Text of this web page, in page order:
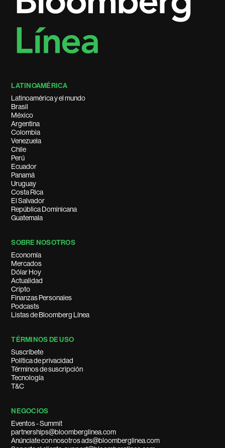
LATINOAMÉRICA
Latinoamérica y el mundo
Brasil
México
Argentina
Colombia
Venezuela
Chile
Perú
Ecuador
Panamá
Uruguay
Costa Rica
El Salvador
República Dominicana
Guatemala
SOBRE NOSOTROS
Economía
Mercados
Dólar Hoy
Actualidad
Cripto
Finanzas Personales
Podcasts
Listas de Bloomberg Línea
TÉRMINOS DE USO
Suscríbete
Política de privacidad
Términos de suscripción
Tecnología
T&C
NEGOCIOS
Eventos - Summit
partnerships@bloomberglinea.com
Anúnciate con nosotros ads@bloomberglinea.com